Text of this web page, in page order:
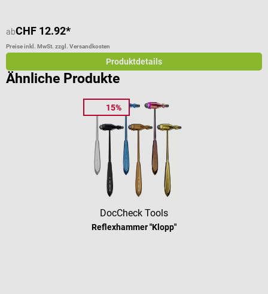
abCHF 12.92*
Preise inkl. MwSt. zzgl. Versandkosten
Produktdetails
Ähnliche Produkte
15%
DocCheck Tools
Reflexhammer "Klopp"